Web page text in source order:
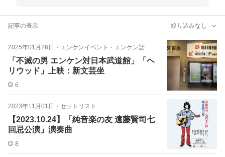
記事の表示 絞り込みなし
2025年01月26日 ・ エンケンイベント・エンケン話
「不滅の男 エンケン対日本武道館」「ヘ
リウッド」上映：新文芸坐
6
2023年11月01日 ・ セットリスト
【2023.10.24】「純音楽の友 遠藤賢司七
回忌公演」演奏曲
8